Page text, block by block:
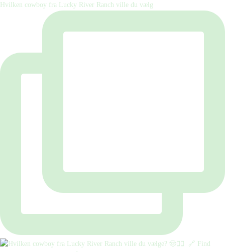
Hvilken cowboy fra Lucky River Ranch ville du vælg